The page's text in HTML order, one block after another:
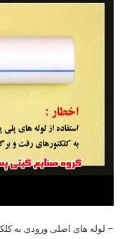
– لوله های اصلی ورودی به